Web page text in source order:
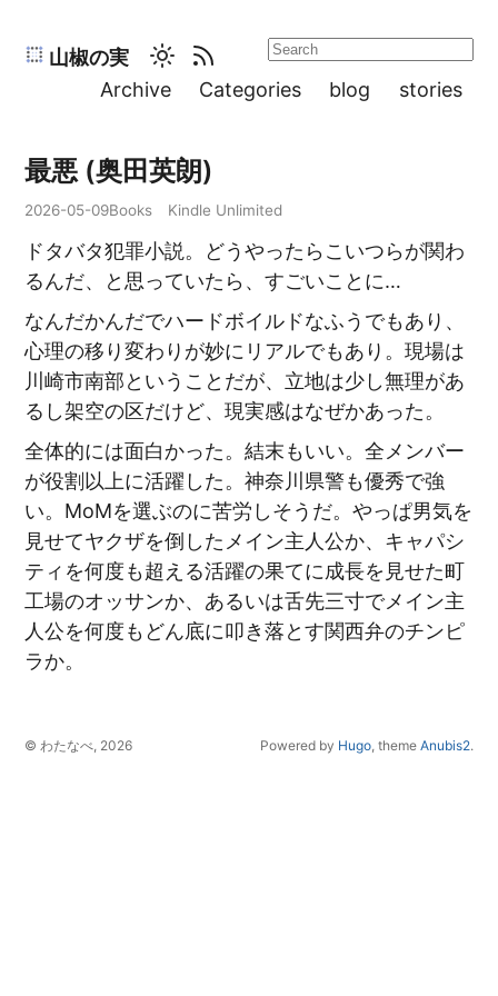
山椒の実
Archive
Categories blog stories
最悪 (奥田英朗)
2026-05-09Books Kindle Unlimited
ドタバタ犯罪小説。どうやったらこいつらが関わ
るんだ、と思っていたら、すごいことに…
なんだかんだでハードボイルドなふうでもあり、
心理の移り変わりが妙にリアルでもあり。現場は
川崎市南部ということだが、立地は少し無理があ
るし架空の区だけど、現実感はなぜかあった。
全体的には面白かった。結末もいい。全メンバー
が役割以上に活躍した。神奈川県警も優秀で強
い。MoMを選ぶのに苦労しそうだ。やっぱ男気を
見せてヤクザを倒したメイン主人公か、キャパシ
ティを何度も超える活躍の果てに成長を見せた町
工場のオッサンか、あるいは舌先三寸でメイン主
人公を何度もどん底に叩き落とす関西弁のチンピ
ラか。
© わたなべ, 2026 Powered by Hugo, theme Anubis2.